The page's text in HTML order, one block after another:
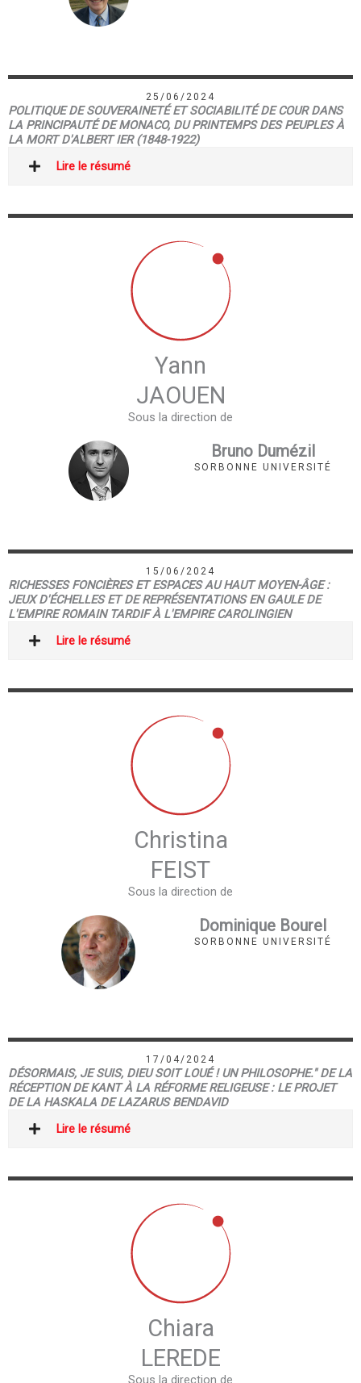
25/06/2024
POLITIQUE DE SOUVERAINETÉ ET SOCIABILITÉ DE COUR DANS
LA PRINCIPAUTÉ DE MONACO, DU PRINTEMPS DES PEUPLES À
LA MORT D'ALBERT IER (1848-1922)
Lire le résumé
Yann
JAOUEN
Sous la direction de
Bruno Dumézil
SORBONNE UNIVERSITÉ
15/06/2024
RICHESSES FONCIÈRES ET ESPACES AU HAUT MOYEN-ÂGE :
JEUX D'ÉCHELLES ET DE REPRÉSENTATIONS EN GAULE DE
L'EMPIRE ROMAIN TARDIF À L'EMPIRE CAROLINGIEN
Lire le résumé
Christina
FEIST
Sous la direction de
Dominique Bourel
SORBONNE UNIVERSITÉ
17/04/2024
DÉSORMAIS, JE SUIS, DIEU SOIT LOUÉ ! UN PHILOSOPHE." DE LA
RÉCEPTION DE KANT À LA RÉFORME RELIGEUSE : LE PROJET
DE LA HASKALA DE LAZARUS BENDAVID
Lire le résumé
Chiara
LEREDE
Sous la direction de